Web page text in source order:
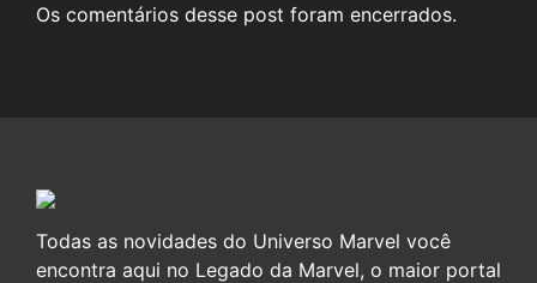
Os comentários desse post foram encerrados.
Todas as novidades do Universo Marvel você
encontra aqui no Legado da Marvel, o maior portal